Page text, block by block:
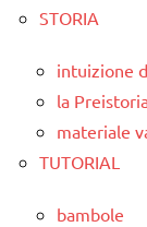
STORIA
intuizione
la
materiale
TUTORIAL
bambole